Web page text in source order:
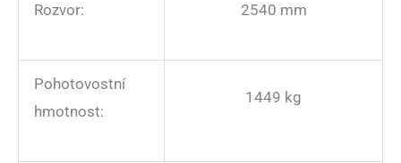
Rozvor: 2540 mm
Pohotovostní
hmotnost:
1449 kg